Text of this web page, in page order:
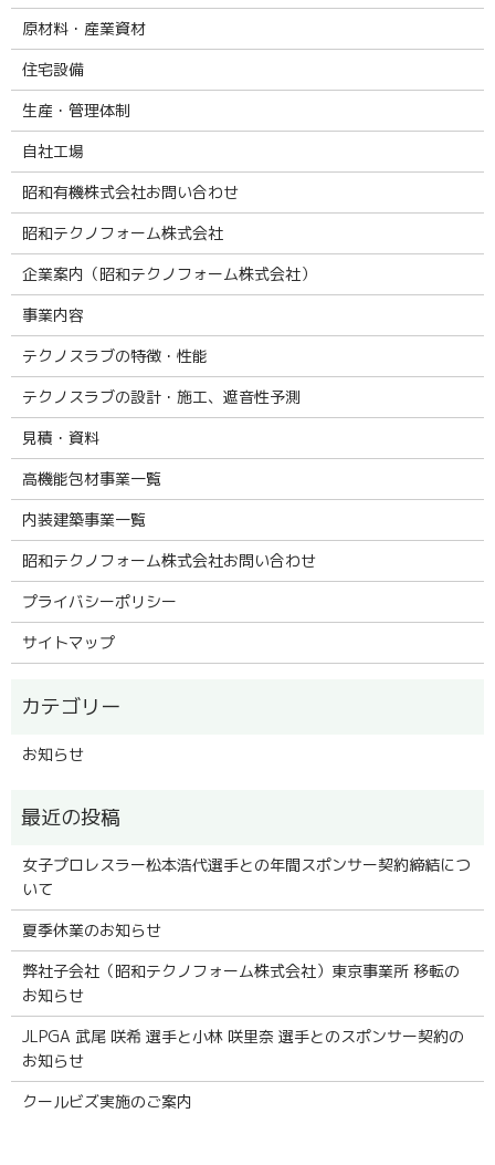
原材料・産業資材
住宅設備
生産・管理体制
自社工場
昭和有機株式会社お問い合わせ
昭和テクノフォーム株式会社
企業案内（昭和テクノフォーム株式会社）
事業内容
テクノスラブの特徴・性能
テクノスラブの設計・施工、遮音性予測
見積・資料
高機能包材事業一覧
内装建築事業一覧
昭和テクノフォーム株式会社お問い合わせ
プライバシーポリシー
サイトマップ
お知らせ
女子プロレスラー松本浩代選手との年間スポンサー契約締結につ
いて
夏季休業のお知らせ
弊社子会社（昭和テクノフォーム株式会社）東京事業所 移転の
お知らせ
JLPGA 武尾 咲希 選手と小林 咲里奈 選手とのスポンサー契約の
お知らせ
クールビズ実施のご案内